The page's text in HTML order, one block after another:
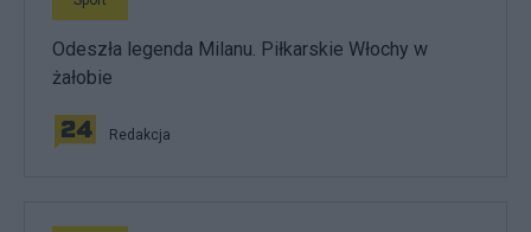
Odeszła legenda Milanu. Piłkarskie Włochy w
żałobie
Redakcja